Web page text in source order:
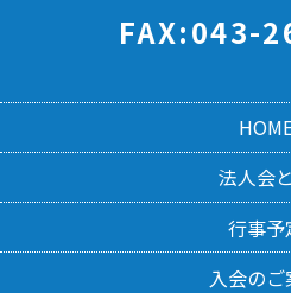
FAX:043-
法人会
行事予
入会のご